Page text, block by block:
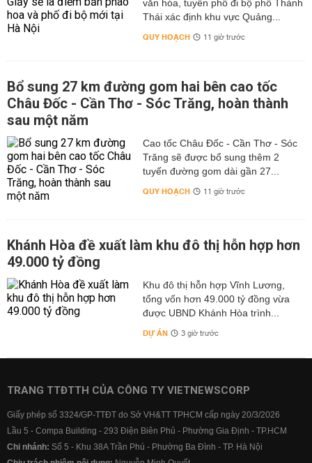
văn hóa, tuyến phố đi bộ phố Thành
Thái xác định khu vực Quảng...
QUY HOẠCH 11 giờ trước
Bổ sung 27 km đường gom hai bên cao tốc
Châu Đốc - Cần Thơ - Sóc Trăng, hoàn thành
sau một năm
Cao tốc Châu Đốc - Cần Thơ - Sóc
Trăng sẽ được bổ sung thêm 2
tuyến đường gom dài gần 27...
QUY HOẠCH 11 giờ trước
Khánh Hòa đề xuất làm khu đô thị hỗn hợp hơn
49.000 tỷ đồng
Khu đô thị hỗn hợp Vĩnh Lương,
tổng vốn hơn 49.000 tỷ đồng vừa
được UBND Khánh Hòa trình...
DỰ ÁN 3 giờ trước
TRANG TTĐTTH CỦA CÔNG TY VIETNEWSCORP
Giấy phép số 3324/GP-TTĐT do Sở VH&TT TPHCM cấp ngày 20/3/2026
Lầu 5 - Compa Building - 293 Điện Biên Phủ - Phường Gia Định - TP.HCM
Chi nhánh: Số 5 - Khu 38A Trần Phú - Phường Ba Đình - TP. Hà Nội